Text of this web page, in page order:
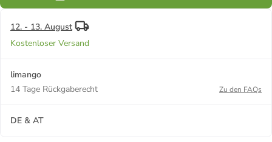
12. - 13. August
Kostenloser Versand
limango
14 Tage Rückgaberecht
Zu den FAQs
DE & AT